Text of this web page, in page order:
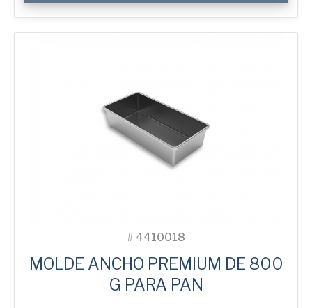
Premium
Wide
Tin
# 4410018
MOLDE ANCHO PREMIUM DE 800
G PARA PAN